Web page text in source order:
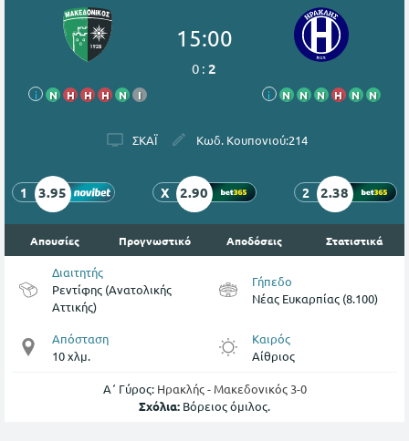
i Ν Η Η Η Ν Ι
15:00
0 :2
i Ν Ν Ν Η Ν Ν
ΣΚΑΪ Κωδ. Κουπονιού:214
1 3.95 X 2.90 2 2.38
Απουσίες Προγνωστικό Αποδόσεις Στατιστικά
Διαιτητής
Ρεντίφης (Ανατολικής
Αττικής)
Γήπεδο
Νέας Ευκαρπίας (8.100)
Απόσταση
10 χλμ.
Καιρός
Αίθριος
Α΄ Γύρος: Ηρακλής - Μακεδονικός 3-0
Σχόλια: Βόρειος όμιλος.